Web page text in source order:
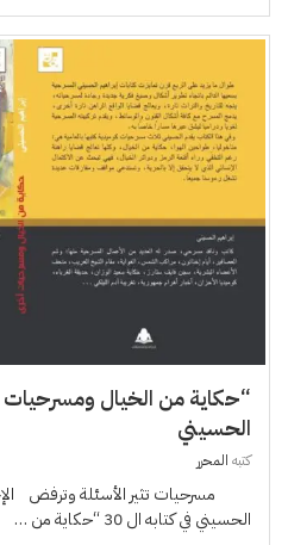
“حكاية من الخيال ومسرحيات
الحسيني
كتبه المحرر
مسرحيات تثير الأسئلة وترفض
الحسيني في كتابه ال 30 “حكاية من …